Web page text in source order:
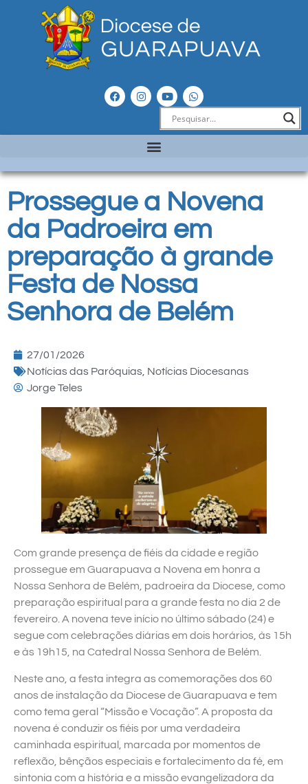
Prossegue a Novena
da Padroeira em
preparação à grande
Festa de Nossa
Senhora de Belém
27/01/2026
Notícias das Paróquias Notícias Diocesanas
Jorge Teles
Com grande presença de fiéis da cidade e região
prossegue em Guarapuava a Novena em honra a
Nossa Senhora de Belém, padroeira da Diocese, como
preparação espiritual para a grande festa no dia 2 de
fevereiro. A novena teve início no último sábado (24) e
segue com celebrações diárias em dois horários, às 15h
e às 19h15, na Catedral Nossa Senhora de Belém.
Neste ano, a festa integra as comemorações dos 60
anos de instalação da Diocese de Guarapuava e tem
como tema geral “Missão e Vocação”. A proposta da
novena é conduzir os fiéis por uma verdadeira
caminhada espiritual, marcada por momentos de
reflexão, bênçãos especiais e fortalecimento da fé, em
sintonia com a história e a missão evangelizadora da